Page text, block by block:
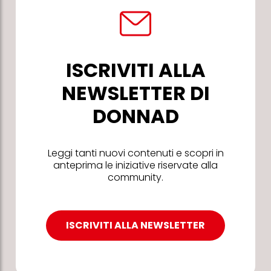
ISCRIVITI ALLA
NEWSLETTER DI
DONNAD
Leggi tanti nuovi contenuti e scopri in
anteprima le iniziative riservate alla
community.
ISCRIVITI ALLA NEWSLETTER